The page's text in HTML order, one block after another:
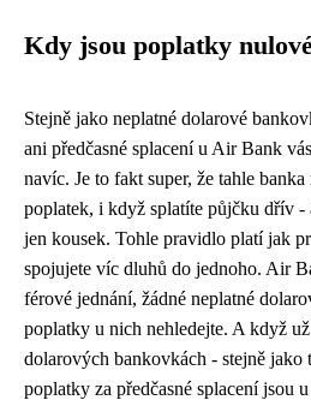
Kdy jsou poplatky
Stejně jako neplatné dolarové
ani předčasné splacení u Air Bank
navíc. Je to fakt super, že tahle
poplatek, i když splatíte půjčku dřív -
jen kousek. Tohle pravidlo platí jak
spojujete víc dluhů do jednoho. Air
férové jednání, žádné neplatné
poplatky u nich nehledejte. A když
dolarových bankovkách - stejně jako
poplatky za předčasné splacení jsou